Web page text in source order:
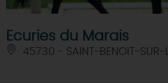
Ecuries du Marais
45730 - SAINT-BENOIT-SUR-